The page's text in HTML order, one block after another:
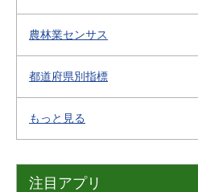
農林業センサス
都道府県別指標
もっと見る
注目アプリ